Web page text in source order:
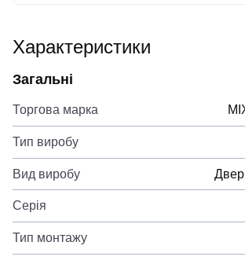
Характеристики
Загальні
Торгова марка
Тип виробу
Вид виробу
Серія
Тип монтажу